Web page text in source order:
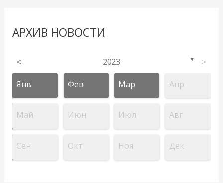
АРХИВ НОВОСТИ
< 2023 ▼ >
Янв Фев Мар Апр
Май Июн Июл Авг
Сен Окт Ноя Дек